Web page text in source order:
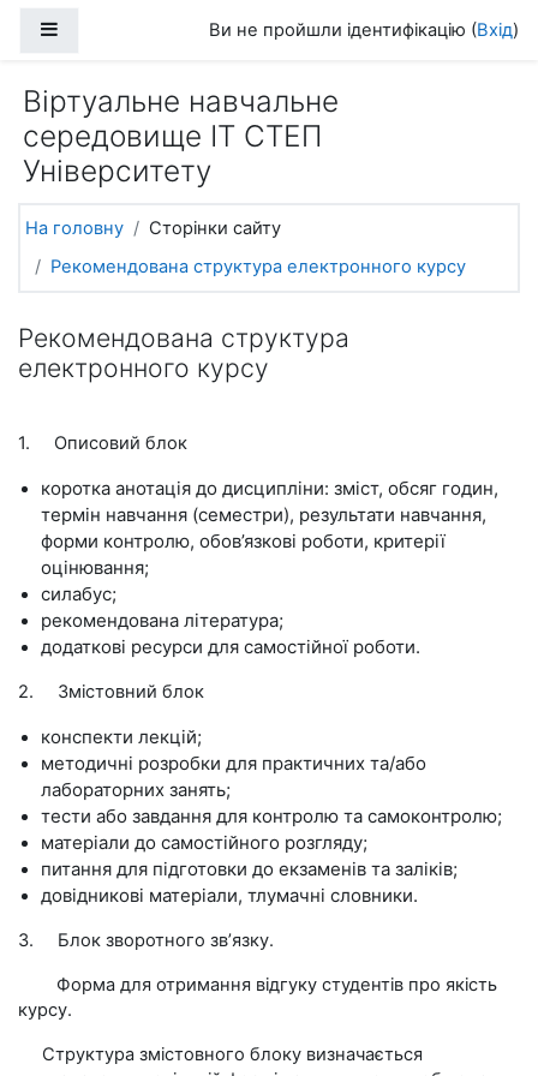
Ви не пройшли ідентифікацію (Вхід)
Віртуальне навчальне
середовище ІТ СТЕП
Університету
На головну
Сторінки сайту
Рекомендована структура електронного курсу
Рекомендована структура
електронного курсу
1. Описовий блок
коротка анотація до дисципліни: зміст, обсяг годин,
термін навчання (семестри), результати навчання,
форми контролю, обов’язкові роботи, критерії
оцінювання;
силабус;
рекомендована література;
додаткові ресурси для самостійної роботи.
2. Змістовний блок
конспекти лекцій;
методичні розробки для практичних та/або
лабораторних занять;
тести або завдання для контролю та самоконтролю;
матеріали до самостійного розгляду;
питання для підготовки до екзаменів та заліків;
довідникові матеріали, тлумачні словники.
3. Блок зворотного зв’язку.
Форма для отримання відгуку студентів про якість
курсу.
Структура змістовного блоку визначається